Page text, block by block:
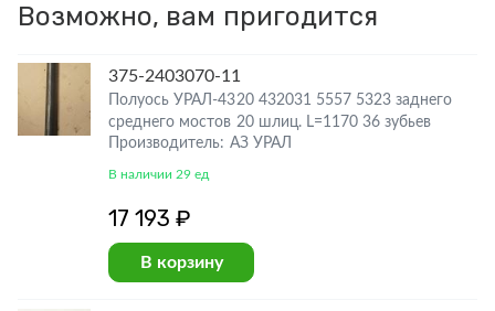
Возможно, вам пригодится
375-2403070-11
Полуось УРАЛ-4320 432031 5557 5323 заднего
среднего мостов 20 шлиц. L=1170 36 зубьев
Производитель: АЗ УРАЛ
В наличии 29 ед
17 193 ₽
В корзину